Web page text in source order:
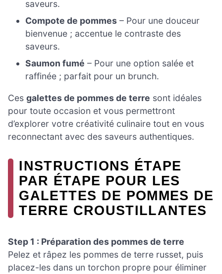
saveurs.
Compote de pommes – Pour une douceur
bienvenue ; accentue le contraste des
saveurs.
Saumon fumé – Pour une option salée et
raffinée ; parfait pour un brunch.
Ces galettes de pommes de terre sont idéales
pour toute occasion et vous permettront
d’explorer votre créativité culinaire tout en vous
reconnectant avec des saveurs authentiques.
INSTRUCTIONS ÉTAPE
PAR ÉTAPE POUR LES
GALETTES DE POMMES DE
TERRE CROUSTILLANTES
Step 1 : Préparation des pommes de terre
Pelez et râpez les pommes de terre russet, puis
placez-les dans un torchon propre pour éliminer